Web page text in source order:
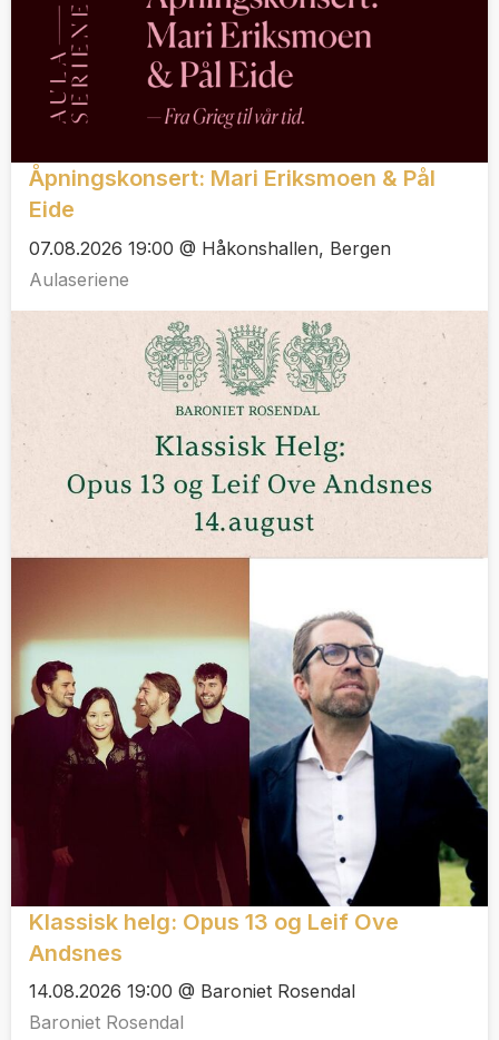
Åpningskonsert: Mari Eriksmoen & Pål
Eide
07.08.2026 19:00 @ Håkonshallen, Bergen
Aulaseriene
Klassisk helg: Opus 13 og Leif Ove
Andsnes
14.08.2026 19:00 @ Baroniet Rosendal
Baroniet Rosendal